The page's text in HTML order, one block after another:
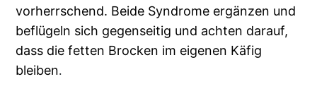
vorherrschend. Beide Syndrome ergänzen und
beflügeln sich gegenseitig und achten darauf,
dass die fetten Brocken im eigenen Käfig
bleiben.